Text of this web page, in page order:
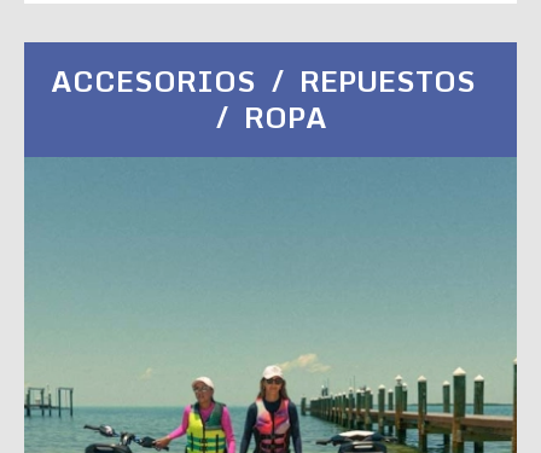
ACCESORIOS / REPUESTOS
/ ROPA